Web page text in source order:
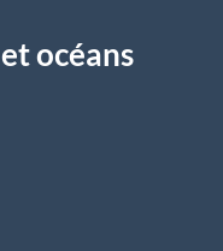
océans